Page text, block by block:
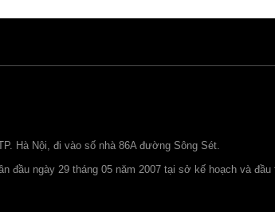
Hà Nội, đi vào số nhà 86A đường Sông Sét.
đầu ngày 29 tháng 05 năm 2007 tại sở kế hoạch và đầu